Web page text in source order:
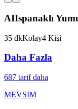
AIIspanaklı
35 dkKolay4 Kişi
Daha Fazla
687 tarif daha
MEVSIM